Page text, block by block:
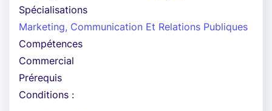
Spécialisations
Marketing, Communication Et Relations Publiques
Compétences
Commercial
Prérequis
Conditions :